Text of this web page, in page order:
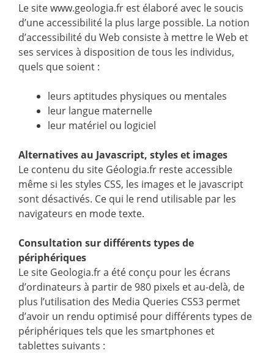
Le site www.geologia.fr est élaboré avec le soucis
d’une accessibilité la plus large possible. La notion
d’accessibilité du Web consiste à mettre le Web et
ses services à disposition de tous les individus,
quels que soient :
leurs aptitudes physiques ou mentales
leur langue maternelle
leur matériel ou logiciel
Alternatives au Javascript, styles et images
Le contenu du site Géologia.fr reste accessible
même si les styles CSS, les images et le javascript
sont désactivés. Ce qui le rend utilisable par les
navigateurs en mode texte.
Consultation sur différents types de
périphériques
Le site Geologia.fr a été conçu pour les écrans
d’ordinateurs à partir de 980 pixels et au-delà, de
plus l’utilisation des Media Queries CSS3 permet
d’avoir un rendu optimisé pour différents types de
périphériques tels que les smartphones et
tablettes suivants :